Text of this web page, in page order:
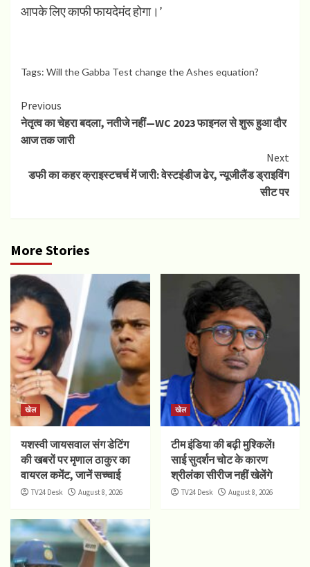
आपके लिए काफी फायदेमंद होगा।’
Tags: Will the Gabba Test change the Ashes equation?
Continue
Reading
Previous
नेतृत्व का चेहरा बदला, नतीजे नहीं—WC 2023 फाइनल से शुरू हुआ दौर
आज तक जारी
Next
डफी का कहर क्राइस्टचर्च में जारी: वेस्टइंडीज ढेर, न्यूजीलैंड ड्राइविंग
सीट पर
More Stories
खेल
यशस्वी जायसवाल संग डेटिंग
की खबरों पर मृणाल ठाकुर का
वायरल कमेंट, जानें सच्चाई
TV24 Desk August 8, 2026
खेल
टीम इंडिया की बढ़ी मुश्किलें!
साई सुदर्शन चोट के कारण
श्रीलंका सीरीज नहीं खेलेंगे
TV24 Desk August 8, 2026